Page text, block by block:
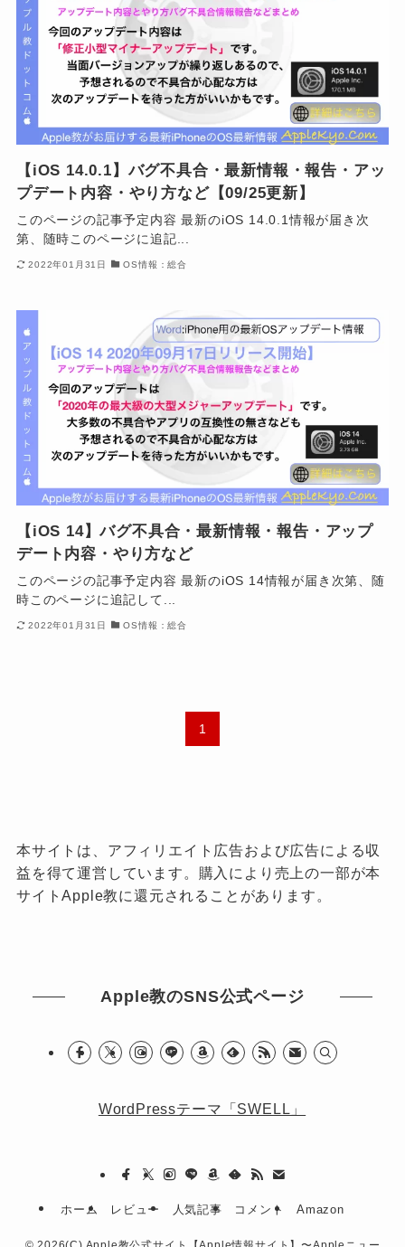
【iOS 14.0.1】バグ不具合・最新情報・報告・アッ
プデート内容・やり方など【09/25更新】
このページの記事予定内容 最新のiOS 14.0.1情報が届き次
第、随時このページに追記...
2022年01月31日 OS情報：総合
【iOS 14】バグ不具合・最新情報・報告・アップ
デート内容・やり方など
このページの記事予定内容 最新のiOS 14情報が届き次第、随
時このページに追記して...
2022年01月31日 OS情報：総合
1
本サイトは、アフィリエイト広告および広告による収
益を得て運営しています。購入により売上の一部が本
サイトApple教に還元されることがあります。
Apple教のSNS公式ページ
WordPressテーマ「SWELL」
ホーム レビュー 人気記事 コメント Amazon